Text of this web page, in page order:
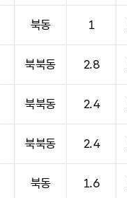
북동 1
북북동 2.8
북북동 2.4
북북동 2.4
북동 1.6